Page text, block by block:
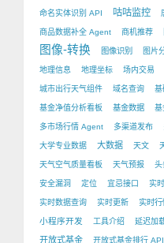
命名实体识别 API 咕咕监控
商品数据补全 Agent 商机推荐
图像-转换 图像识别 图片
地理信息 地理坐标 场内交易
城市出行天气组件 域名查询 基
基金净值分析看板 基金数据 基
多市场行情 Agent 多渠道发布
大学专业数据 大数据 天文
天气空气质量看板 天气预报 头
安全漏洞 定位 宜忌接口 实
实时数据查询 实时更新 实时行
小程序开发 工具介绍 延迟加
开放式基金 开放式基金排行 API